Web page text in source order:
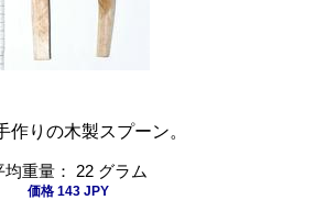
作りの木製スプーン。
均重量： 22 グラム
価格 143 JPY